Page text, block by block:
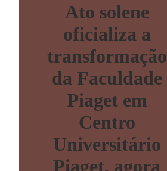
Ato solene
oficializa a
transformação
da Faculdade
Piaget em
Centro
Universitário
Piaget, agora